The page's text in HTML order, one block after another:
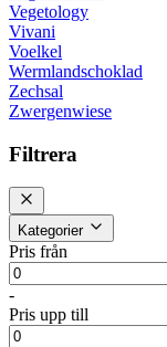
Vegetology
Vivani
Voelkel
Wermlandschoklad
Zechsal
Zwergenwiese
Filtrera
Kategorier
Pris från
-
Pris upp till